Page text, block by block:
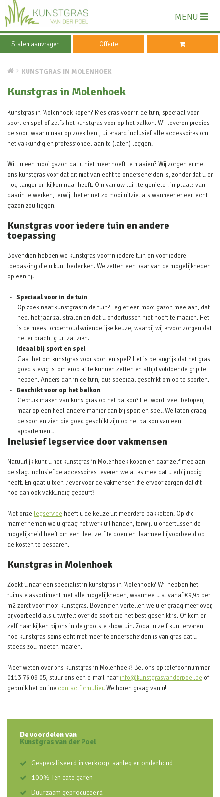
MENU
Stalen aanvragen Offerte
KUNSTGRAS IN MOLENHOEK
Kunstgras in Molenhoek
Kunstgras in Molenhoek kopen? Kies gras voor in de tuin, speciaal voor
sport en spel of zelfs het kunstgras voor op het balkon. Wij leveren precies
de soort waar u naar op zoek bent, uiteraard inclusief alle accessoires om
het vakkundig en professioneel aan te (laten) leggen.
Wilt u een mooi gazon dat u niet meer hoeft te maaien? Wij zorgen er met
ons kunstgras voor dat dit niet van echt te onderscheiden is, zonder dat u er
nog langer omkijken naar heeft. Om van uw tuin te genieten in plaats van
daarin te werken, terwijl het er net zo mooi uitziet als wanneer er een echt
gazon zou liggen.
Kunstgras voor iedere tuin en andere
toepassing
Bovendien hebben we kunstgras voor in iedere tuin en voor iedere
toepassing die u kunt bedenken. We zetten een paar van de mogelijkheden
op een rij:
Speciaal voor in de tuin
Op zoek naar kunstgras in de tuin? Leg er een mooi gazon mee aan, dat
heel het jaar zal stralen en dat u ondertussen niet hoeft te maaien. Het
is de meest onderhoudsvriendelijke keuze, waarbij wij ervoor zorgen dat
het er prachtig uit zal zien.
Ideaal bij sport en spel
Gaat het om kunstgras voor sport en spel? Het is belangrijk dat het gras
goed stevig is, om erop af te kunnen zetten en altijd voldoende grip te
hebben. Anders dan in de tuin, dus speciaal geschikt om op te sporten.
Geschikt voor op het balkon
Gebruik maken van kunstgras op het balkon? Het wordt veel belopen,
maar op een heel andere manier dan bij sport en spel. We laten graag
de soorten zien die goed geschikt zijn op het balkon van een
appartement.
Inclusief legservice door vakmensen
Natuurlijk kunt u het kunstgras in Molenhoek kopen en daar zelf mee aan
de slag. Inclusief de accessoires leveren we alles mee dat u erbij nodig
heeft. En gaat u toch liever voor de vakmensen die ervoor zorgen dat dit
hoe dan ook vakkundig gebeurt?
Met onze legservice heeft u de keuze uit meerdere pakketten. Op die
manier nemen we u graag het werk uit handen, terwijl u ondertussen de
mogelijkheid heeft om een deel zelf te doen en daarmee bijvoorbeeld op
de kosten te besparen.
Kunstgras in Molenhoek
Zoekt u naar een specialist in kunstgras in Molenhoek? Wij hebben het
ruimste assortiment met alle mogelijkheden, waarmee u al vanaf €9,95 per
m2 zorgt voor mooi kunstgras. Bovendien vertellen we u er graag meer over,
bijvoorbeeld als u twijfelt over de soort die het best geschikt is. Of kom er
zelf naar kijken bij ons in de grootste showtuin. Zodat u zelf kunt ervaren
hoe kunstgras soms echt niet meer te onderscheiden is van gras dat u
steeds zou moeten maaien.
Meer weten over ons kunstgras in Molenhoek? Bel ons op telefoonnummer
0113 76 09 05, stuur ons een e-mail naarinfo@kunstgrasvanderpoel.be of
gebruik het online contactformulier. We horen graag van u!
De voordelen van
Kunstgras van der Poel
Gespecaliseerd in verkoop, aanleg en onderhoud
100% Ten cate garen
Duurzaam geproduceerd